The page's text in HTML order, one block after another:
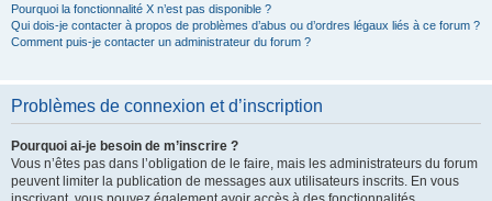
Pourquoi la fonctionnalité X n’est pas disponible ?
Qui dois-je contacter à propos de problèmes d’abus ou d’ordres légaux liés à ce forum ?
Comment puis-je contacter un administrateur du forum ?
Problèmes de connexion et d’inscription
Pourquoi ai-je besoin de m’inscrire ?
Vous n’êtes pas dans l’obligation de le faire, mais les administrateurs du forum
peuvent limiter la publication de messages aux utilisateurs inscrits. En vous